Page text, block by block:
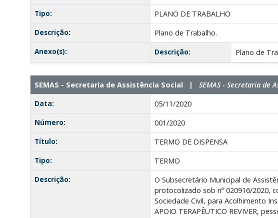
Tipo:
PLANO DE TRABALHO
Descrição:
Plano de Trabalho.
Anexo(s):
Descrição: Plano de
SEMAS - Secretaria de Assistência Social | SEMAS - Secretaria de
Data:
05/11/2020
Número:
001/2020
Título:
TERMO DE DISPENSA
Tipo:
TERMO
Descrição:
O Subsecretário Municipal de
protocolizado sob nº 020916/2020,
Sociedade Civil, para Acolhimento
APOIO TERAPÊUTICO REVIVER,